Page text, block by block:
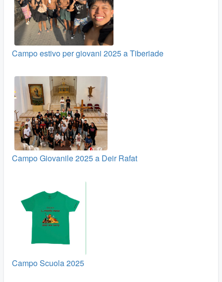
Campo estivo per giovani 2025 a Tiberiade
Campo Giovanile 2025 a Deir Rafat
Campo Scuola 2025